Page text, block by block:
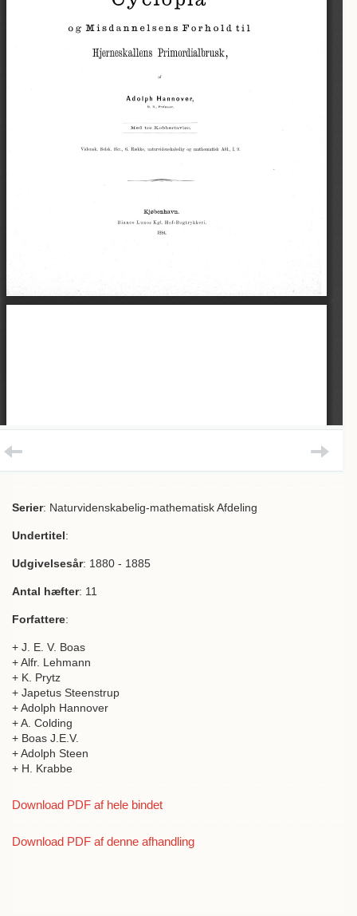
Serier: Naturvidenskabelig-mathematisk Afdeling
Undertitel:
Udgivelsesår: 1880 - 1885
Antal hæfter: 11
Forfattere:
+ J. E. V. Boas
+ Alfr. Lehmann
+ K. Prytz
+ Japetus Steenstrup
+ Adolph Hannover
+ A. Colding
+ Boas J.E.V.
+ Adolph Steen
+ H. Krabbe
Download PDF af hele bindet
Download PDF af denne afhandling